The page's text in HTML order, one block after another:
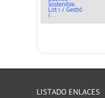
sostenible.
Lot 1 / Gestió
i ...
LISTADO ENLACES